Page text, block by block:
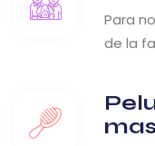
Para
de la